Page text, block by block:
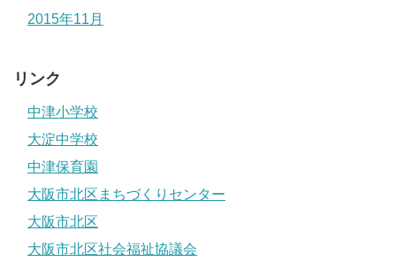
2015年11月
リンク
中津小学校
大淀中学校
中津保育園
大阪市北区まちづくりセンター
大阪市北区
大阪市北区社会福祉協議会